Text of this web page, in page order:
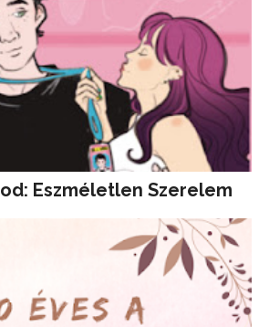
Eszméletlen Szerelem